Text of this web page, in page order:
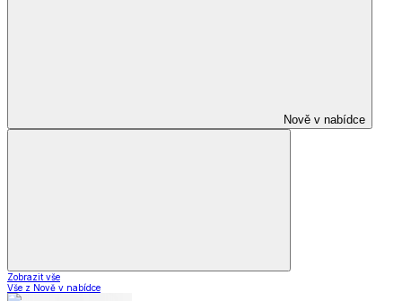
Nově v nabídce
Zobrazit vše
Vše z Nově v nabídce